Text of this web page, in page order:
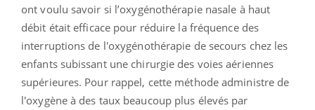
ont voulu savoir si l’oxygénothérapie nasale à haut
débit était efficace pour réduire la fréquence des
interruptions de l'oxygénothérapie de secours chez les
enfants subissant une chirurgie des voies aériennes
supérieures. Pour rappel, cette méthode administre de
l'oxygène à des taux beaucoup plus élevés par